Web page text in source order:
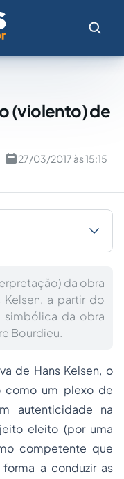
(violento) de
27/03/2017 às 15:15
da obra
Kelsen, a partir do
da obra
Bourdieu.
de Hans Kelsen, o
como um plexo de
autenticidade na
eleito (por uma
competente que
a conduzir as